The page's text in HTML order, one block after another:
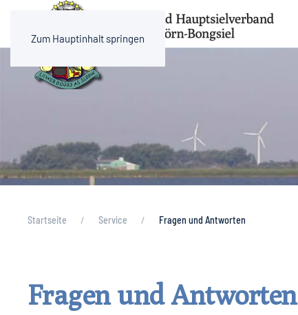
Zum Hauptinhalt springen
Startseite Service Fragen und Antworten
Fragen und Antworten